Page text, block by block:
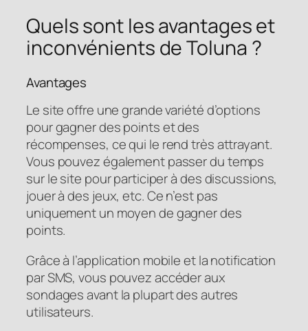
Quels sont les avantages et
inconvénients de Toluna ?
Avantages
Le site offre une grande variété d’options
pour gagner des points et des
récompenses, ce qui le rend très attrayant.
Vous pouvez également passer du temps
sur le site pour participer à des discussions,
jouer à des jeux, etc. Ce n’est pas
uniquement un moyen de gagner des
points.
Grâce à l’application mobile et la notification
par SMS, vous pouvez accéder aux
sondages avant la plupart des autres
utilisateurs.